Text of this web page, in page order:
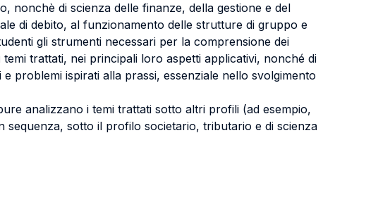
nonchè di scienza delle finanze, della gestione e del
di debito, al funzionamento delle strutture di gruppo e
gli strumenti necessari per la comprensione dei
trattati, nei principali loro aspetti applicativi, nonché di
problemi ispirati alla prassi, essenziale nello svolgimento
analizzano i temi trattati sotto altri profili (ad esempio,
sotto il profilo societario, tributario e di scienza